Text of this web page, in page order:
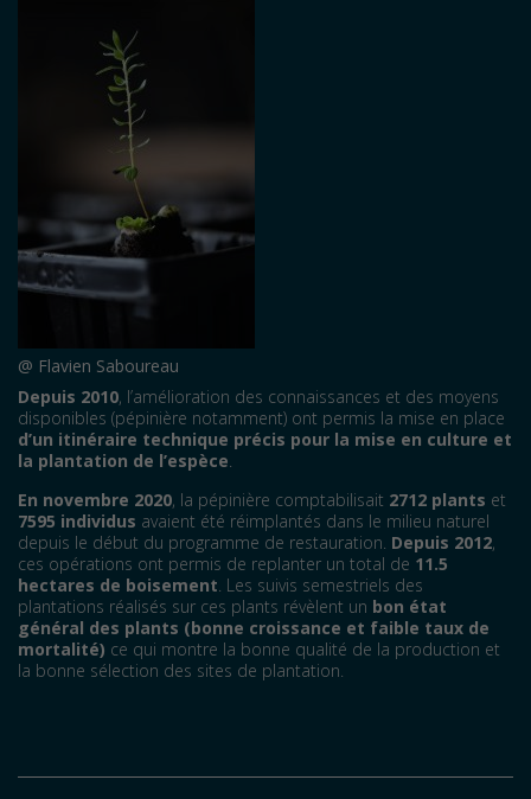
@ Flavien Saboureau
Depuis 2010, l’amélioration des connaissances et des moyens
disponibles (pépinière notamment) ont permis la mise en place
d’un itinéraire technique précis pour la mise en culture et
la plantation de l’espèce
En novembre 2020, la pépinière comptabilisait 2712 plants et
7595 individus avaient été réimplantés dans le milieu naturel
depuis le début du programme de restauration. Depuis 2012,
ces opérations ont permis de replanter un total de 11.5
hectares de boisement . Les suivis semestriels des
plantations réalisés sur ces plants révèlent un bon état
général des plants (bonne croissance et faible taux de
mortalité) ce qui montre la bonne qualité de la production et
la bonne sélection des sites de plantation.